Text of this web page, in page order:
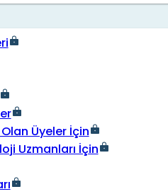
Üyeler İçin
Uzmanları İçin